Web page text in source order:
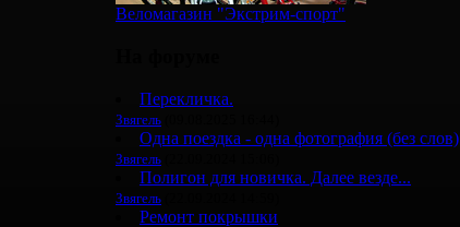
Веломагазин "Экстрим-спорт"
Перекличка.
Звягель
Одна поездка - одна фотография (без слов)
Звягель
Полигон для новичка. Далее везде...
Звягель
Ремонт покрышки